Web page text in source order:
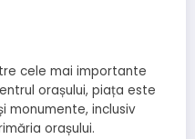
cele mai importante
orașului, piața este
monumente, inclusiv
orașului.